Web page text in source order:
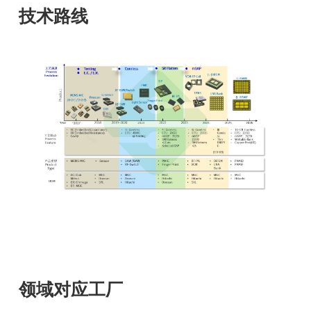
技术路线
领域对应工厂